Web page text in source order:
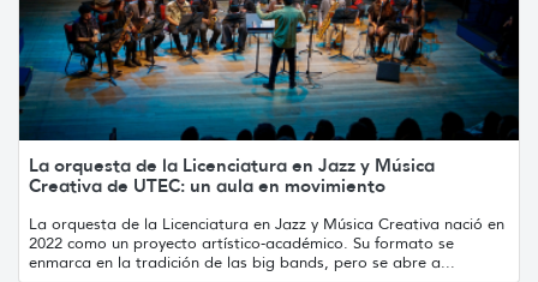
La orquesta de la Licenciatura en Jazz y Música
Creativa de UTEC: un aula en movimiento
La orquesta de la Licenciatura en Jazz y Música Creativa nació en
2022 como un proyecto artístico-académico. Su formato se
enmarca en la tradición de las big bands, pero se abre a...